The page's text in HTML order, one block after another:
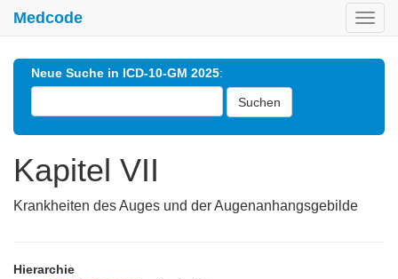
Medcode
Neue Suche in ICD-10-GM 2025:
Suchen
Kapitel VII
Krankheiten des Auges und der Augenanhangsgebilde
Hierarchie